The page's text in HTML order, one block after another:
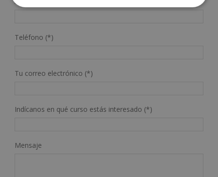
Teléfono (*)
Tu correo electrónico (*)
Indícanos en qué curso estás interesado (*)
Mensaje